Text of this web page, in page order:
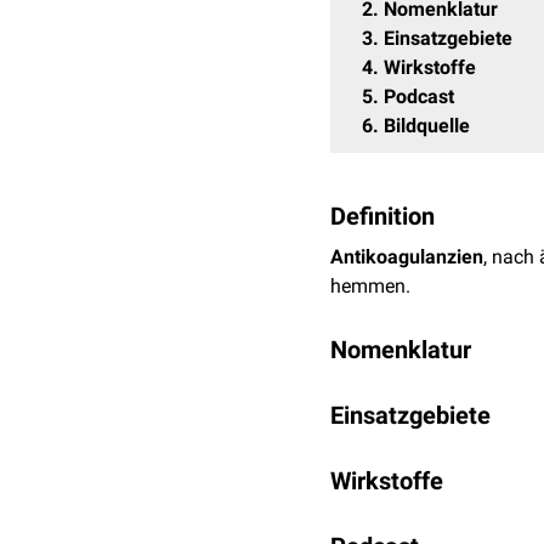
2 Nomenklatur
3 Einsatzgebiete
4 Wirkstoffe
5 Podcast
6 Bildquelle
Definition
Antikoagulanzien, nach
hemmen.
Nomenklatur
(z.B.ASS), als
Einsatzgebiete
(Thromboseprophylaxe
Wirkstoffe